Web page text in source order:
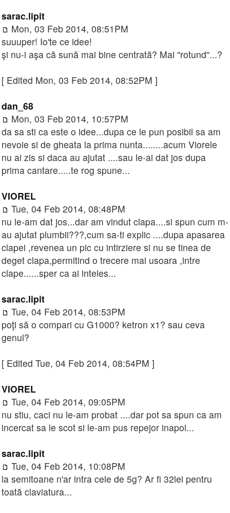
sarac.lipit
Mon, 03 Feb 2014, 08:51PM
suuuper! Io'te ce idee!
şi nu-i aşa că sună mai bine centrată? Mai ''rotund''...?
[ Edited Mon, 03 Feb 2014, 08:52PM ]
dan_68
Mon, 03 Feb 2014, 10:57PM
da sa sti ca este o idee...dupa ce le pun posibil sa am
nevoie si de gheata la prima nunta........acum Viorele
nu ai zis si daca au ajutat ....sau le-ai dat jos dupa
prima cantare.....te rog spune...
VIOREL
Tue, 04 Feb 2014, 08:48PM
nu le-am dat jos...dar am vindut clapa....si spun cum m-
au ajutat plumbii???,cum sa-ti explic ....dupa apasarea
clapei ,revenea un pic cu intirziere si nu se tinea de
deget clapa,permitind o trecere mai usoara ,intre
clape......sper ca ai inteles...
sarac.lipit
Tue, 04 Feb 2014, 08:53PM
poţi să o compari cu G1000? ketron x1? sau ceva
genul?
[ Edited Tue, 04 Feb 2014, 08:54PM ]
VIOREL
Tue, 04 Feb 2014, 09:05PM
nu stiu, caci nu le-am probat ....dar pot sa spun ca am
incercat sa le scot si le-am pus repejor inapoi...
sarac.lipit
Tue, 04 Feb 2014, 10:08PM
la semitoane n'ar intra cele de 5g? Ar fi 32lei pentru
toată claviatura...